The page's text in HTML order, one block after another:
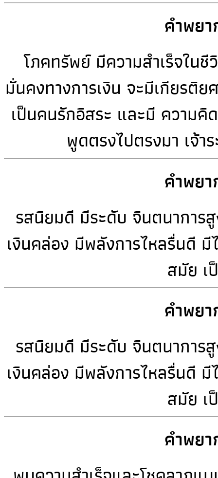
คำพย
โภคทรัพย์ มีความสำเร็จใน
มั่นคงทางการเงิน จะมีเกียรติ
เป็นคนรักอิสระ และมี ความ
พูดตรงไปตรงมา เจ้า
คำพย
รสนิยมดี มีระดับ จินตนาการสู
เงินคล่อง มีพลังการไหลรื่นดี
สมัย เ
คำพย
รสนิยมดี มีระดับ จินตนาการสู
เงินคล่อง มีพลังการไหลรื่นดี
สมัย เ
คำพย